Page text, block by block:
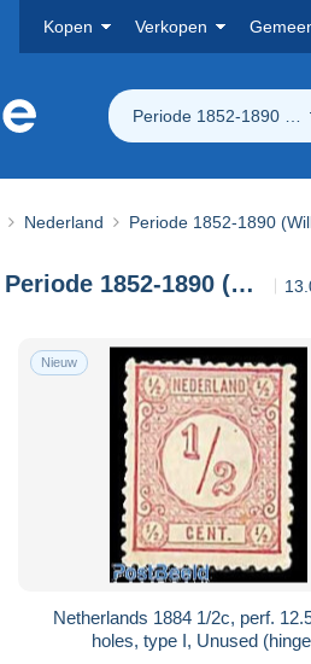
Kopen Verkopen
Periode 1852-1890
Nederland Periode 1852-1890
Periode 1852-1890 (Willem III)
Nieuw
Netherlands 1884 1/2c, perf.
holes, type I, Unused